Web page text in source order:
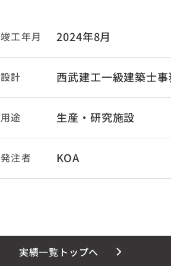
竣工年月 2024年8月
設計 西武建工一級建築士
用途 生産・研究施設
発注者 KOA
実績一覧トップへ